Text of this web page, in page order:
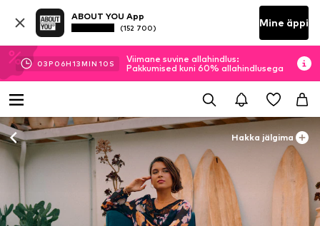
ABOUT YOU App
(152 700) Mine äppi
03P 06H13MIN 10 S
Viimane suvine allahindlus:
Pakkumised kuni 60% allahindlusega
Hakka jälgima